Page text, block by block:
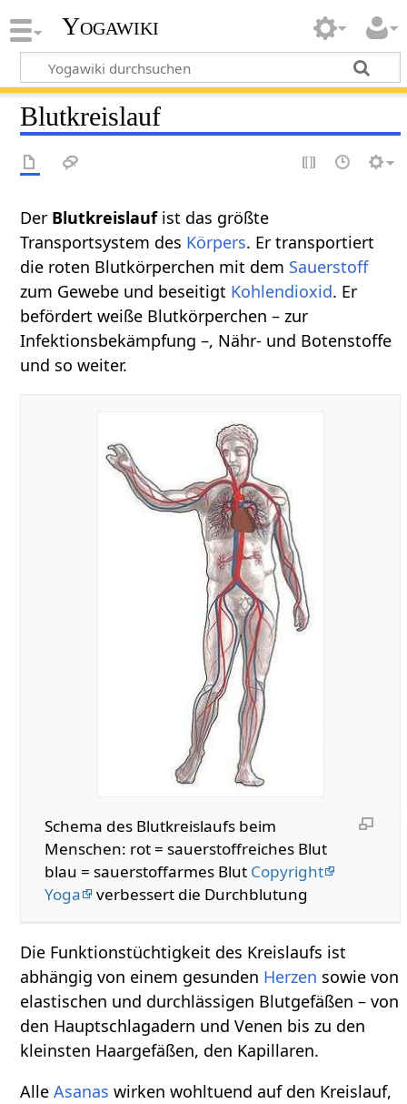
Yogawiki
Blutkreislauf
Der Blutkreislaufist das größte
Transportsystem des Körpers. Er transportiert
die roten Blutkörperchen mit dem Sauerstoff
zum Gewebe und beseitigt Kohlendioxid. Er
befördert weiße Blutkörperchen – zur
Infektionsbekämpfung –, Nähr- und Botenstoffe
und so weiter.
Schema des Blutkreislaufs beim
Menschen: rot = sauerstoffreiches Blut
blau = sauerstoffarmes Blut Copyright
Yoga
verbessert die Durchblutung
Die Funktionstüchtigkeit des Kreislaufs ist
abhängig von einem gesunden Herzen sowie von
elastischen und durchlässigen Blutgefäßen – von
den Hauptschlagadern und Venen bis zu den
kleinsten Haargefäßen, den Kapillaren.
AlleAsanas wirken wohltuend auf den Kreislauf,